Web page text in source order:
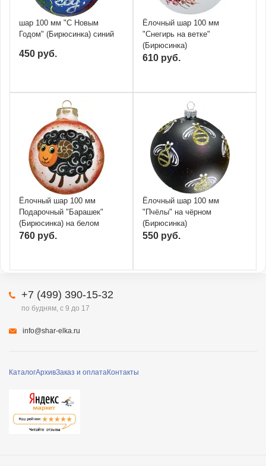
шар 100 мм "С Новым
Годом" (Бирюсинка) синий
450 руб.
Ёлочный шар 100 мм
"Снегирь на ветке"
(Бирюсинка)
610 руб.
Ёлочный шар 100 мм
Подарочный "Барашек"
(Бирюсинка) на белом
760 руб.
Ёлочный шар 100 мм
"Пчёлы" на чёрном
(Бирюсинка)
550 руб.
КаталогАрхивЗаказ и оплатаКонтакты
+7 (499) 390-15-32
по будням, с 9 до 17
info@shar-elka.ru